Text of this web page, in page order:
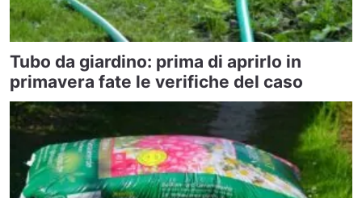
Tubo da giardino: prima di aprirlo in
primavera fate le verifiche del caso